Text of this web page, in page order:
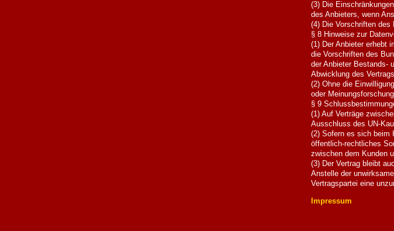
(3) Die
des Anbieters, wenn
(4) Die Vorschriften des
§ 8 Hinweise zur
(1) Der Anbieter erhebt
die Vorschriften des
der Anbieter Bestands-
Abwicklung des
(2) Ohne die
oder
§ 9
(1) Auf Verträge
Ausschluss des UN-
(2) Sofern es sich beim
öffentlich-rechtliches
zwischen dem Kunden
(3) Der Vertrag bleibt
Anstelle der
Vertragspartei eine
Impressum